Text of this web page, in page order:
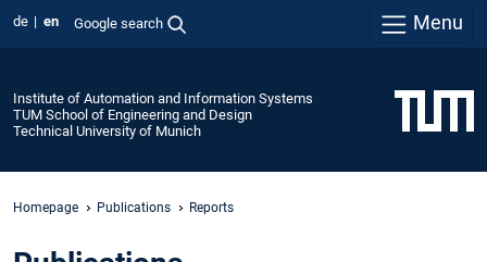
de en Google search Menu
Institute of Automation and Information Systems
TUM School of Engineering and Design
Technical University of Munich
Homepage Publications Reports